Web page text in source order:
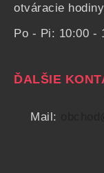
otváracie
Po - Pi: 10:00 -
ĎALŠIE
Mail: